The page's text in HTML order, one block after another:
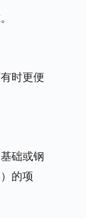
时更便
础或钢
的项